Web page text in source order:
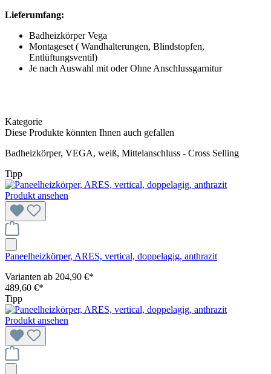
Lieferumfang:
Badheizkörper Vega
Montageset ( Wandhalterungen, Blindstopfen,
Entlüftungsventil)
Je nach Auswahl mit oder Ohne Anschlussgarnitur
Kategorie
Diese Produkte könnten Ihnen auch gefallen
Badheizkörper, VEGA, weiß, Mittelanschluss - Cross Selling
Tipp
Produkt ansehen
Paneelheizkörper, ARES, vertical, doppelagig, anthrazit
Varianten ab 204,90 €*
489,60 €*
Tipp
Produkt ansehen